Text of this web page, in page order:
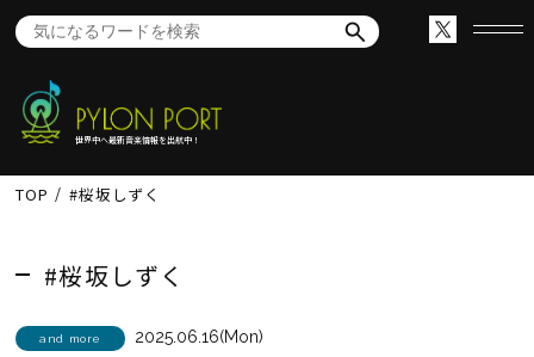
世界中へ最新音楽情報を出航中！
TOP #桜坂しずく
#桜坂しずく
and more 2025.06.16(Mon)